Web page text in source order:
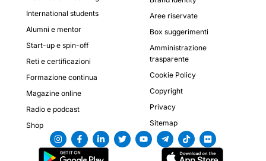
International students
Alumni e mentor
Start-up e spin-off
Reti e certificazioni
Formazione continua
Magazine online
Radio e podcast
Shop
Aree riservate
Box suggerimenti
Amministrazione
trasparente
Cookie Policy
Copyright
Privacy
Sitemap